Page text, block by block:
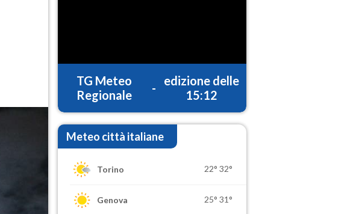
TG Meteo
Regionale
-
edizione delle
15:12
Meteo città italiane
Torino 22° 32°
Genova 25° 31°